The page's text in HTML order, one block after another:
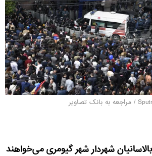
/ مراجعه به بانک تصاویر
شهردار شهر گیومری می‌خواهند